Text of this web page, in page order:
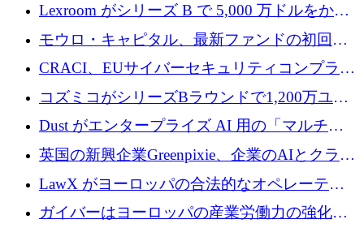
Lexroom がシリーズ B で 5,000 万ドルをかけ
てヨーロッパ大陸法用の法律 AI を構築
モウロ・キャピタル、最新ファンドの初回ク
ローズで4億ドルを確保
CRACI、EUサイバーセキュリティコンプライ
アンスプラットフォームのために140万ユーロ
コズミコがシリーズBラウンドで1,200万ユー
ロを調達
Dust がエンタープライズ AI 用の「マルチプ
レイヤー」オペレーティング システムを構築
するシリーズ B で 4,000 万ドルを調達
英国の新興企業Greenpixie、企業のAIとクラウ
ドのエネルギー無駄を削減するために470万ポ
ンドを調達
LawX がヨーロッパの合法的なオペレーティ
ング システムを構築するために 750 万ユーロ
ガイバーはヨーロッパの産業労働力の強化に